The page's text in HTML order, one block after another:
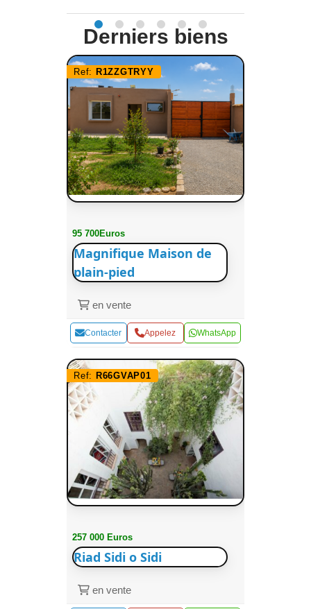
Derniers biens
Ref: R1ZZGTRYY
95 700Euros
Magnifique Maison de
plain-pied
en vente
Contacter Appelez WhatsApp
Ref: R66GVAP01
257 000 Euros
Riad Sidi o Sidi
en vente